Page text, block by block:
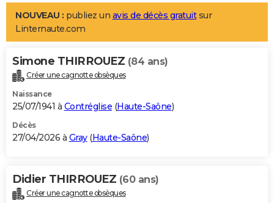
LIFESTYLE
Art de vivre
Bien-être
Loisirs
Mode
Modes de vie
Alimentation
Guide de la santé
Maladies
Médicaments
Sommeil
VOYAGE
Destinations
City break
Voyage nature
Voyage de noces
Forum
Climat
+PHOTO
GUIDES D'ACHAT
BONS PLANS
Carte de Noël
Carte Bonne année
Carte Saint-Valentin
Carte Pâques
Carte d'anniversaire
DICTIONNAIRE
NOUVEAU : publiez un avis de décès gratuitsur
Linternaute.com
Simone THIRROUEZ (84 ans)
Créer une cagnotte obsèques
Naissance
25/07/1941 à Contréglise (Haute-Saône)
Décès
27/04/2026 à Gray(Haute-Saône)
Didier THIRROUEZ (60 ans)
Créer une cagnotte obsèques